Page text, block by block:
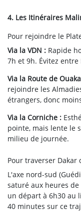
4. Les Itinéraires
Pour rejoindre le
Via la VDN : Rapide
7h et 9h. Évitez
Via la Route de
rejoindre les
étrangers, donc
Via la Corniche :
pointe, mais lente le
milieu de journée.
Pour traverser Dakar
L'axe nord-sud
saturé aux heures
un départ à 6h30 au
40 minutes sur ce